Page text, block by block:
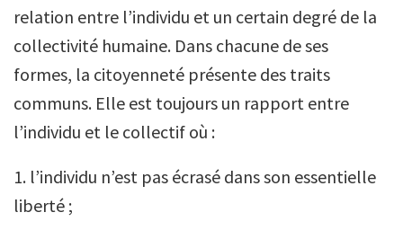
relation entre l’individu et un certain degré de la
collectivité humaine. Dans chacune de ses
formes, la citoyenneté présente des traits
communs. Elle est toujours un rapport entre
l’individu et le collectif où :
1. l’individu n’est pas écrasé dans son essentielle
liberté ;